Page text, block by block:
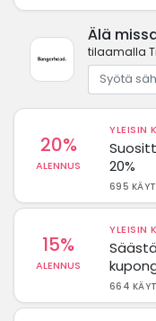
Älä
tilaamalla
20%
ALENNUS
YLEISIN
20%
695
15%
ALENNUS
YLEISIN
664